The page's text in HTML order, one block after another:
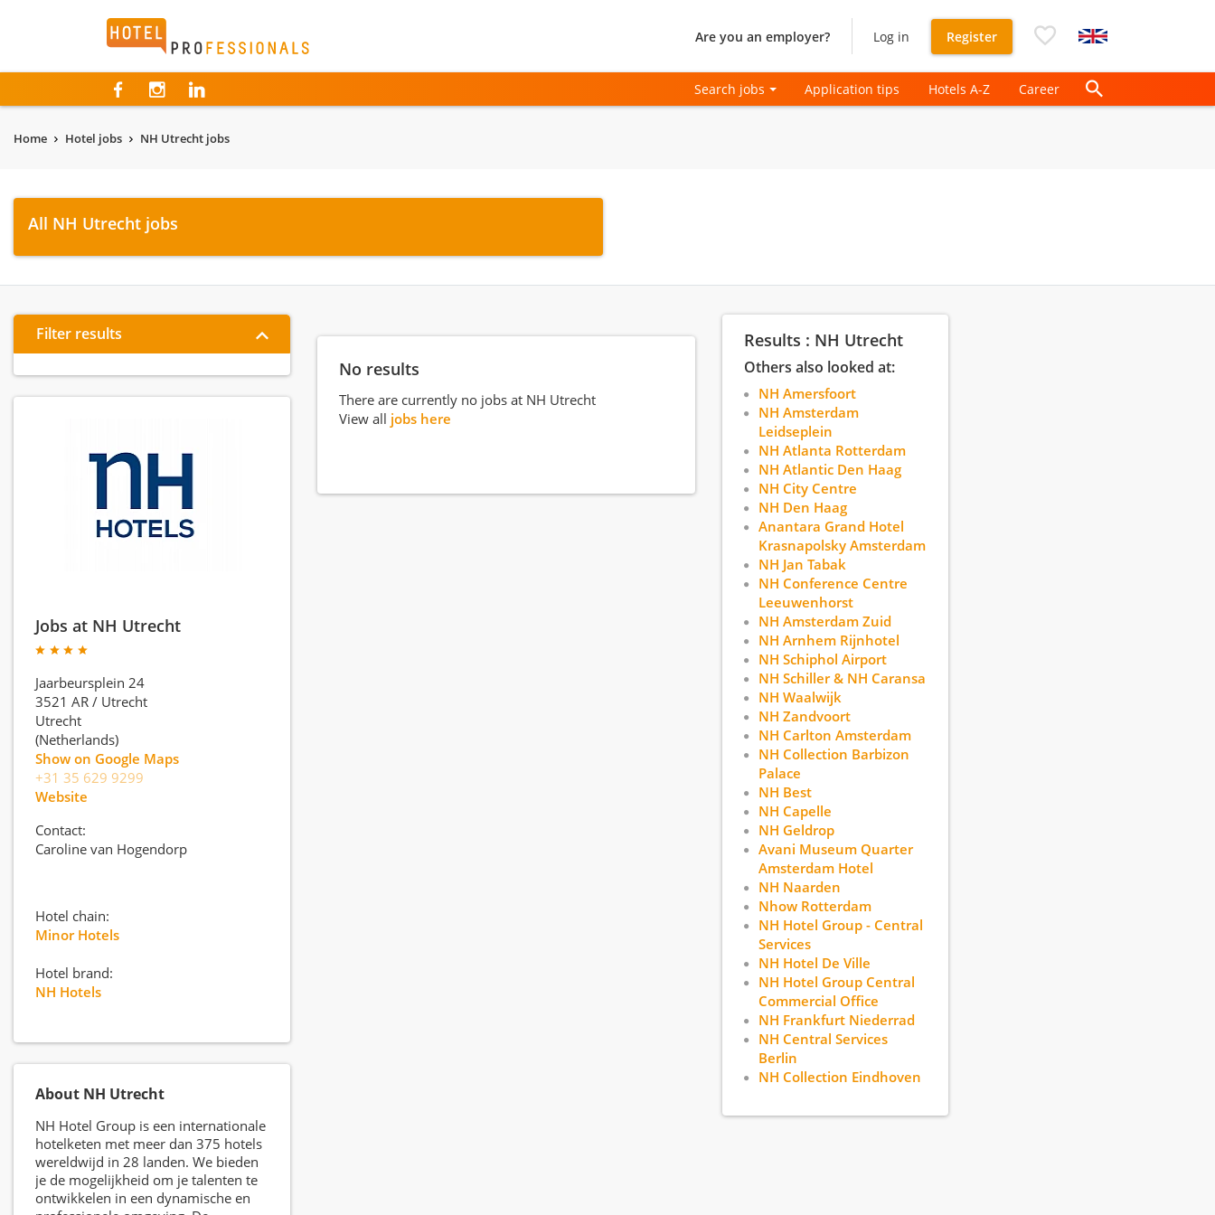
Hotelprofessionals Are you an employer? Log in Register
Search jobs Application tips Hotels A-Z Career
Home Hotel jobs NH Utrecht jobs
All NH Utrecht jobs
Filter results
Jobs at NH Utrecht
Jaarbeursplein 24
3521 AR / Utrecht
Utrecht
(Netherlands)
Show on Google Maps
+31 35 629 9299
Website
Contact:
Caroline van Hogendorp
Hotel chain:
Minor Hotels
Hotel brand:
NH Hotels
About NH Utrecht
NH Hotel Group is een internationale
hotelketen met meer dan 375 hotels
wereldwijd in 28 landen. We bieden
je de mogelijkheid om je talenten te
ontwikkelen in een dynamische en
No results
There are currently no jobs at NH Utrecht
View all jobs here
Results : NH Utrecht
Others also looked at:
NH Amersfoort
NH Amsterdam
Leidseplein
NH Atlanta Rotterdam
NH Atlantic Den Haag
NH City Centre
NH Den Haag
Anantara Grand Hotel
Krasnapolsky Amsterdam
NH Jan Tabak
NH Conference Centre
Leeuwenhorst
NH Amsterdam Zuid
NH Arnhem Rijnhotel
NH Schiphol Airport
NH Schiller & NH Caransa
NH Waalwijk
NH Zandvoort
NH Carlton Amsterdam
NH Collection Barbizon
Palace
NH Best
NH Capelle
NH Geldrop
Avani Museum Quarter
Amsterdam Hotel
NH Naarden
Nhow Rotterdam
NH Hotel Group - Central
Services
NH Hotel De Ville
NH Hotel Group Central
Commercial Office
NH Frankfurt Niederrad
NH Central Services
Berlin
NH Collection Eindhoven